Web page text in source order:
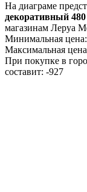
На диаграме
декоративный
магазинам Леруа
Минимальная цена:
Максимальная
При покупке в
составит: -927